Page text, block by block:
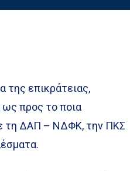
της επικράτειας,
ως προς το ποια
τη ΔΑΠ – ΝΔΦΚ, την ΠΚΣ